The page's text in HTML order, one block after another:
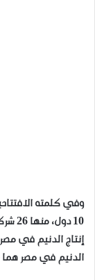
10
إنتاج الدنيم في
الدنيم في مصر